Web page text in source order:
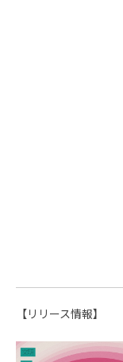
【リリース情報】